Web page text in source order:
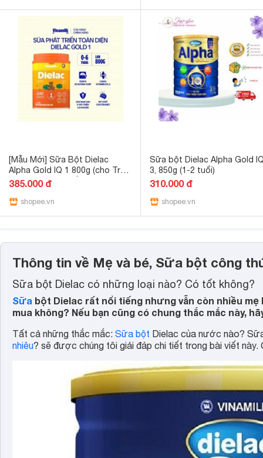
[Mẫu Mới] Sữa Bột Dielac
Alpha Gold IQ 1 800g (cho Trẻ
từ 0 - 6 tháng tuổi)
385.000 đ
shopee.vn
Sữa bột Dielac Alpha Gold
3, 850g (1-2 tuổi)
310.000 đ
shopee.vn
Thông tin về Mẹ và bé, Sữa bột công
Sữa bột Dielac có những loại nào? Có tốt không?
Sữa bột Dielac rất nổi tiếng nhưng vẫn còn nhiều
mua không? Nếu bạn cũng có chung thắc mắc này,
Tất cả những thắc mắc: Sữa bột Dielac của nước nào?
nhiêu? sẽ được chúng tôi giải đáp chi tiết trong bài viết này.